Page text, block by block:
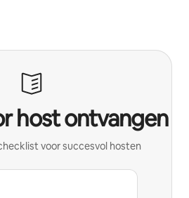
host ontvangen
voor succesvol hosten